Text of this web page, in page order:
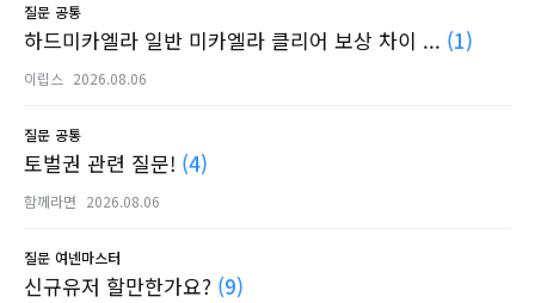
질문 공통
하드미카엘라 일반 미카엘라 클리어 보상 차이 ... (1)
이립스 2026.08.06
질문 공통
토벌권 관련 질문! (4)
함께라면 2026.08.06
질문 여넨마스터
신규유저 할만한가요? (9)